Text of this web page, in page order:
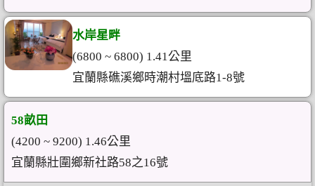
水岸星畔
(6800 ~ 6800) 1.41公里
宜蘭縣礁溪鄉時潮村塭底路1-8號
58畝田
(4200 ~ 9200) 1.46公里
宜蘭縣壯圍鄉新社路58之16號